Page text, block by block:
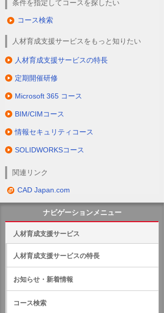
条件を指定してコースを探したい
コース検索
人材育成支援サービスをもっと知りたい
人材育成支援サービスの特長
定期開催研修
Microsoft 365 コース
BIM/CIMコース
情報セキュリティコース
SOLIDWORKSコース
関連リンク
CAD Japan.com
ナビゲーションメニュー
人材育成支援サービス
人材育成支援サービスの特長
お知らせ・新着情報
コース検索